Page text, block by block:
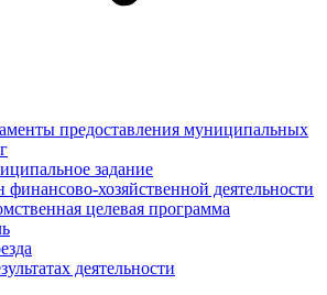
предоставления муниципальных
задание
финансово-хозяйственной деятельности
целевая программа
деятельности